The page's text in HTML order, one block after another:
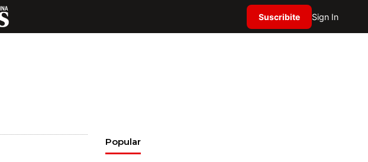
Suscribite Sign In
Popular